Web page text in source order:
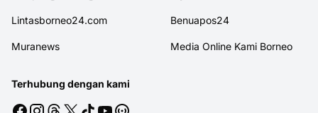
Lintasborneo24.com Benuapos24
Muranews Media Online Kami Borneo
Terhubung dengan kami